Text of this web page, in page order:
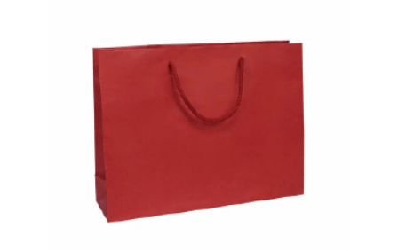
結構設計打樣中心
彩盒包裝
客製提袋
陳列架包裝
貼紙印刷
聯盒打樣生產中心
服務案例
價格專區
檔案上傳區
常見問題
公版提袋
公版天地盒
公版手提盒
公版掀蓋盒
公版派盒